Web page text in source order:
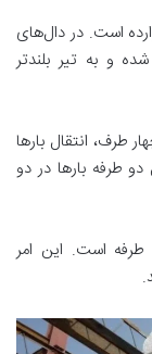
است. در دال‌های
و به تیر بلندتر
طرف، انتقال بارها
طرفه بارها در دو
است. این امر